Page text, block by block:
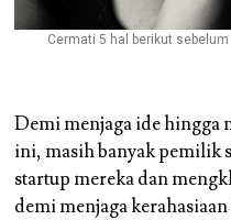
Cermati 5 hal berikut
Demi menjaga ide hingga
ini, masih banyak pemilik
startup mereka dan
demi menjaga